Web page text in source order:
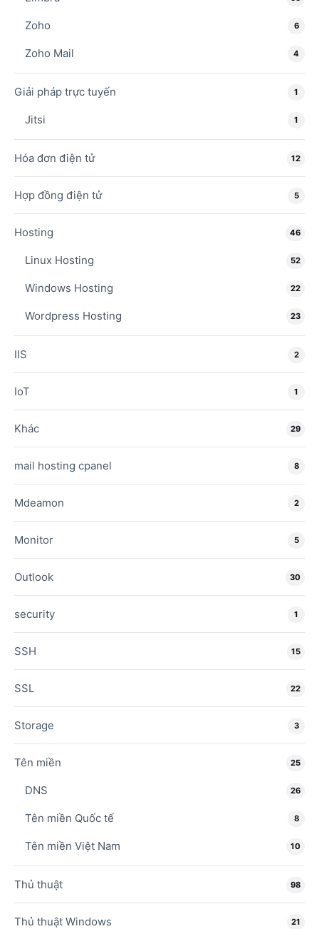
Zoho 6
Zoho Mail 4
Giải pháp trực tuyến 1
Jitsi 1
Hóa đơn điện tử 12
Hợp đồng điện tử 5
Hosting 46
Linux Hosting 52
Windows Hosting 22
Wordpress Hosting 23
IIS 2
IoT 1
Khác 29
mail hosting cpanel 8
Mdeamon 2
Monitor 5
Outlook 30
security 1
SSH 15
SSL 22
Storage 3
Tên miền 25
DNS 26
Tên miền Quốc tế 8
Tên miền Việt Nam 10
Thủ thuật 98
Thủ thuật Windows 21